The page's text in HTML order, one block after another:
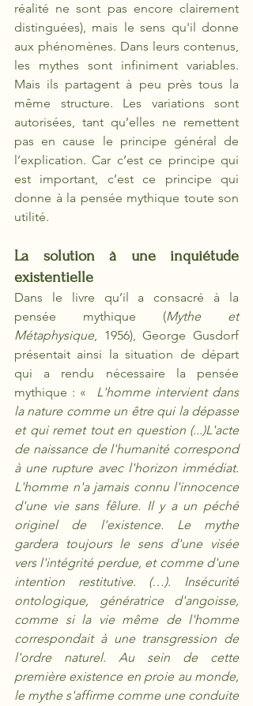
réalité ne sont pas encore clairement
distinguées), mais le sens qu'il donne
aux phénomènes. Dans leurs contenus,
les mythes sont infiniment variables.
Mais ils partagent à peu près tous la
même structure. Les variations sont
autorisées, tant qu’elles ne remettent
pas en cause le principe général de
l’explication. Car c’est ce principe qui
est important, c’est ce principe qui
donne à la pensée mythique toute son
utilité.
La solution à une inquiétude
existentielle
Dans le livre qu’il a consacré à la
pensée mythique (Mythe et
Métaphysique, 1956), George Gusdorf
présentait ainsi la situation de départ
qui a rendu nécessaire la pensée
mythique : « L'homme intervient dans
la nature comme un être qui la dépasse
et qui remet tout en question (...)L'acte
de naissance de l'humanité correspond
à une rupture avec l'horizon immédiat.
L'homme n'a jamais connu l'innocence
d'une vie sans fêlure. Il y a un péché
originel de l'existence. Le mythe
gardera toujours le sens d'une visée
vers l'intégrité perdue, et comme d'une
intention restitutive. (…). Insécurité
ontologique, génératrice d'angoisse,
comme si la vie même de l'homme
correspondait à une transgression de
l'ordre naturel. Au sein de cette
première existence en proie au monde,
le mythe s'affirme comme une conduite